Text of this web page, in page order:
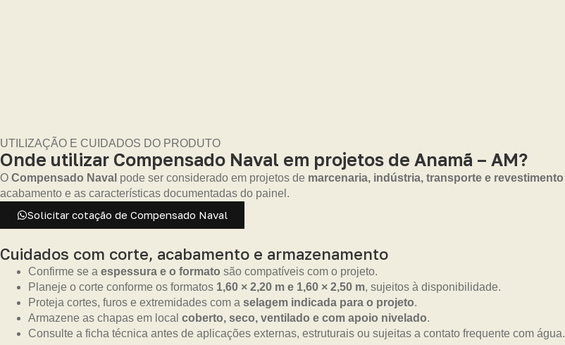
UTILIZAÇÃO E CUIDADOS DO PRODUTO
Onde utilizar Compensado Naval em projetos de Anamã – AM?
O Compensado Naval pode ser considerado em projetos de marcenaria, indústria, transporte e revestimento
acabamento e as características documentadas do painel.
Solicitar cotação de Compensado Naval
Cuidados com corte, acabamento e armazenamento
Confirme se a espessura e o formato são compatíveis com o projeto.
Planeje o corte conforme os formatos 1,60 × 2,20 m e 1,60 × 2,50 m, sujeitos à disponibilidade.
Proteja cortes, furos e extremidades com a selagem indicada para o projeto.
Armazene as chapas em local coberto, seco, ventilado e com apoio nivelado.
Consulte a ficha técnica antes de aplicações externas, estruturais ou sujeitas a contato frequente com água.